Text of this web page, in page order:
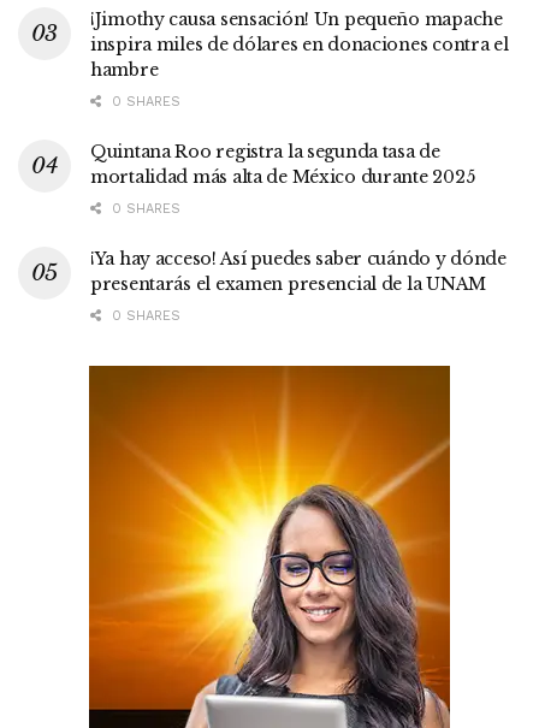
¡Jimothy causa sensación! Un pequeño mapache
inspira miles de dólares en donaciones contra el
hambre
0 SHARES
Quintana Roo registra la segunda tasa de
mortalidad más alta de México durante 2025
0 SHARES
¡Ya hay acceso! Así puedes saber cuándo y dónde
presentarás el examen presencial de la UNAM
0 SHARES